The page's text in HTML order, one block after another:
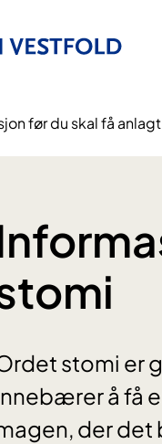
før du skal få
stomi er
å få
der det